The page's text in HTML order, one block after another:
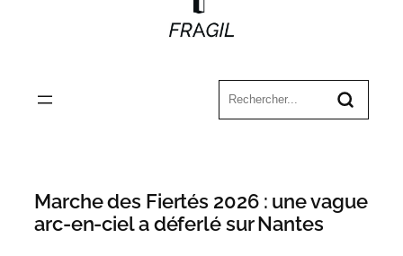
Marche des Fiertés 2026 : une vague
arc-en-ciel a déferlé sur Nantes